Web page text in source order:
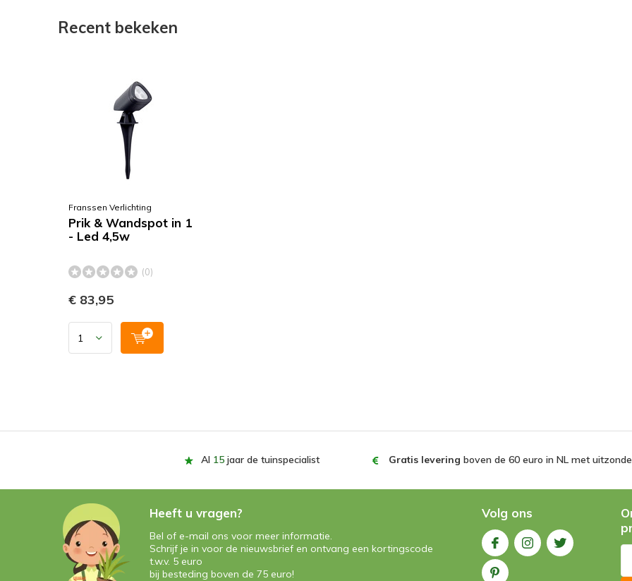
Recent bekeken
Franssen Verlichting
Prik & Wandspot in 1
- Led 4,5w
(0)
€ 83,95
Al 15 jaar de tuinspecialist Gratis levering boven de 60 euro in NL met
Heeft u vragen?
Bel of e-mail ons voor meer informatie.
Schrijf je in voor de nieuwsbrief en ontvang een kortingscode
t.w.v. 5 euro
bij besteding boven de 75 euro!
Volg ons